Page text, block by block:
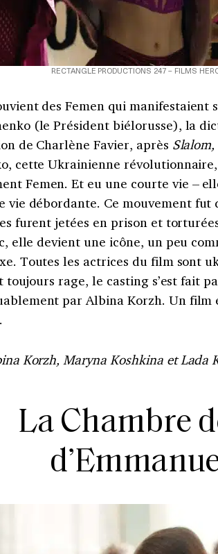
RECTANGLE PRODUCTIONS 247 – FILMS
des Femen qui manifestaient
(le Président biélorusse), la
de Charlène Favier, après Slalom,
cette Ukrainienne
Femen. Et eu une courte vie –
vie débordante. Ce mouvement fut
furent jetées en prison et
elle devient une icône, un peu
Toutes les actrices du film sont
toujours rage, le casting s’est fait
par Albina Korzh. Un film
Korzh, Maryna Koshkina et Lada
La Chambre